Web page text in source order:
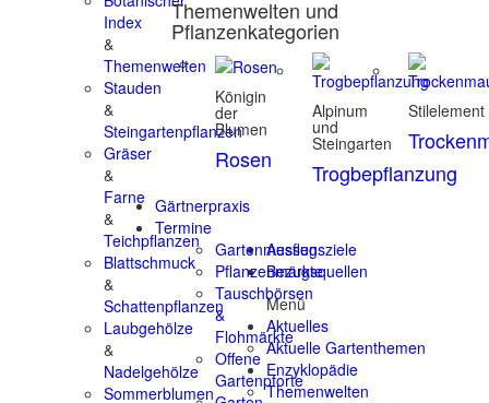
Index
&
Themenwelten
Stauden
&
Steingartenpflanzen
Gräser
&
Farne
&
Teichpflanzen
Blattschmuck
&
Schattenpflanzen
Laubgehölze
&
Nadelgehölze
Sommerblumen
Themenwelten und
Pflanzenkategorien
Königin
der
Blumen
Rosen
Alpinum
und
Steingarten
Trogbepflanzung
Stilelement
Gärtnerpraxis
Termine
Gartenmessen
Pflanzenmärkte
Tauschbörsen
&
Flohmärkte
Offene
Gartenpforte
Ausflugsziele
Bezugsquellen
Menü
Aktuelles
Aktuelle Gartenthemen
Enzyklopädie
Themenwelten